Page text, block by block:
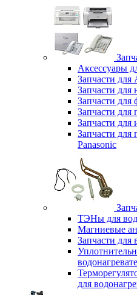
Аксессуары
Запчасти для
Запчасти для
Запчасти
Запчасти для
Запчасти для
Запчасти для
Panasonic
ТЭНы для
Магниевые
Запчасти для
для